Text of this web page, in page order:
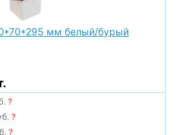
мм белый/бурый
?
?
?